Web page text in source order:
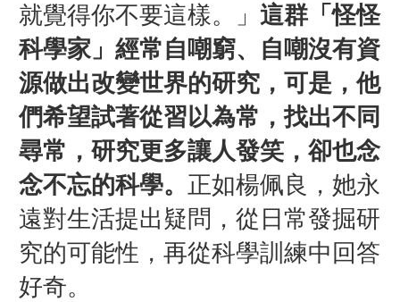
就覺得你不要這樣。」 這群「怪怪
科學家」經常自嘲窮、自嘲沒有資
源做出改變世界的研究，可是，他
們希望試著從習以為常，找出不同
尋常，研究更多讓人發笑，卻也念
念不忘的科學。 正如楊佩良，她永
遠對生活提出疑問，從日常發掘研
究的可能性，再從科學訓練中回答
好奇。